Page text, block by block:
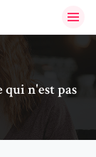
qui n'est pas